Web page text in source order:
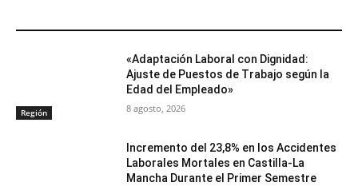
Región
«Adaptación Laboral con Dignidad:
Ajuste de Puestos de Trabajo según la
Edad del Empleado»
8 agosto, 2026
Incremento del 23,8% en los Accidentes
Laborales Mortales en Castilla-La
Mancha Durante el Primer Semestre